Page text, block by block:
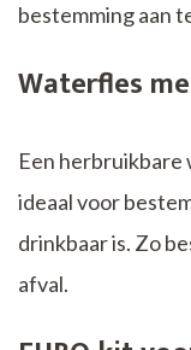
bestemming aan
Waterfles
Een
ideaal voor
drinkbaar is. Zo
afval.